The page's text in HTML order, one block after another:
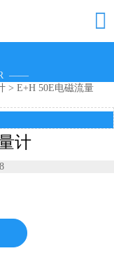

——
> E+H 50E电磁流量
计